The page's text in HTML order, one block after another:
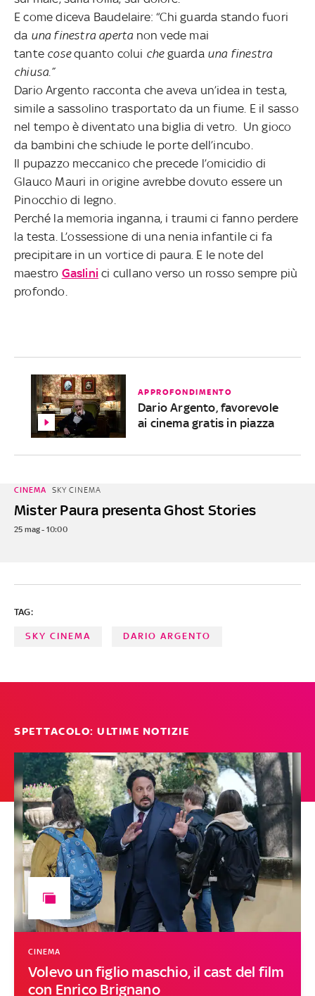
E come diceva Baudelaire: “Chi guarda stando fuori
da una finestra aperta non vede mai
tante cosequanto colui che guardauna finestra
chiusa.”
Dario Argento racconta che aveva un’idea in testa,
simile a sassolino trasportato da un fiume. E il sasso
nel tempo è diventato una biglia di vetro. Un gioco
da bambini che schiude le porte dell’incubo.
Il pupazzo meccanico che precede l’omicidio di
Glauco Mauri in origine avrebbe dovuto essere un
Pinocchio di legno.
Perché la memoria inganna, i traumi ci fanno perdere
la testa. L’ossessione di una nenia infantile ci fa
precipitare in un vortice di paura. E le note del
maestro Gaslini ci cullano verso un rosso sempre più
profondo.
APPROFONDIMENTO
Dario Argento, favorevole
ai cinema gratis in piazza
Mister Paura presenta Ghost Stories
CINEMA SKY CINEMA
25 mag - 10:00
TAG:
SKY CINEMA DARIO ARGENTO
SPETTACOLO: ULTIME NOTIZIE
Volevo un figlio maschio, il cast del film
con Enrico Brignano
CINEMA